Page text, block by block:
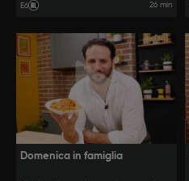
E6 26 min
Domenica in famiglia